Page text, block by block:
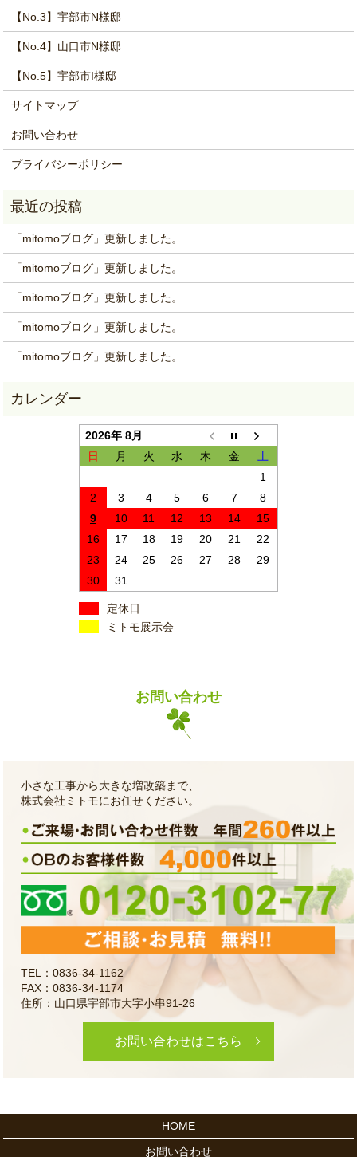
【No.3】宇部市N様邸
【No.4】山口市N様邸
【No.5】宇部市I様邸
サイトマップ
お問い合わせ
プライバシーポリシー
「mitomoブログ」更新しました。
「mitomoブログ」更新しました。
「mitomoブログ」更新しました。
「mitomoブロク」更新しました。
「mitomoブログ」更新しました。
2026年 8月
日
月 火 水 木 金
土
1
2
3 4 5 6 7
8
9
10 11 12 13 14
15
16
17 18 19 20 21
22
23
24 25 26 27 28
29
30
31
定休日
ミトモ展示会
お問い合わせ
小さな工事から大きな増改築まで、
株式会社ミトモにお任せください。
TEL：0836-34-1162
FAX：0836-34-1174
住所：山口県宇部市大字小串91-26
お問い合わせはこちら
HOME
お問い合わせ